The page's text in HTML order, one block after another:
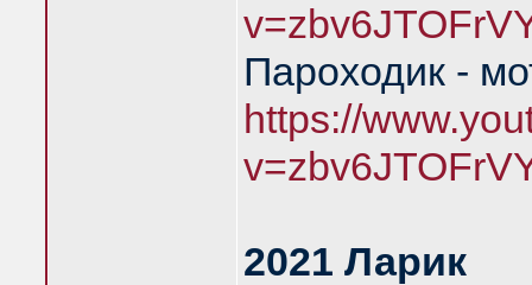
Пароходик -
https://
2021 Ларик